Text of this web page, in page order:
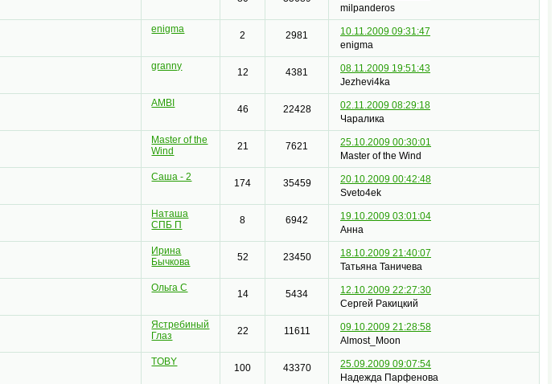
milpanderos
enigma
2 2981
10.11.2009 09:31:47
enigma
granny
12 4381
08.11.2009 19:51:43
Jezhevi4ka
AMBI
46 22428
02.11.2009 08:29:18
Чаралика
Master of the
Wind
21 7621
25.10.2009 00:30:01
Master of the Wind
Саша - 2
174 35459
20.10.2009 00:42:48
Sveto4ek
Наташа
СПБ П
8 6942
19.10.2009 03:01:04
Анна
Ирина
Бычкова
52 23450
18.10.2009 21:40:07
Татьяна Таничева
Ольга С
14 5434
12.10.2009 22:27:30
Сергей Ракицкий
Ястребиный
Глаз
22 11611
09.10.2009 21:28:58
Almost_Moon
TOBY
100 43370
25.09.2009 09:07:54
Надежда Парфенова